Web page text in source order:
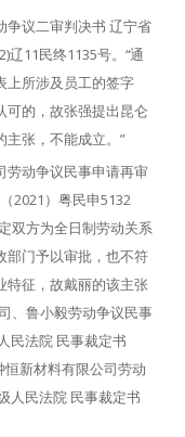
争议二审判决书 辽宁省
辽11民终1135号。“通
上所涉及员工的签字
可的，故张强提出昆仑
张，不能成立。”
劳动争议民事申请再审
2021）粤民申5132
双方为全日制劳动关系
部门予以审批，也不符
特征，故戴丽的该主张
、鲁小毅劳动争议民事
民法院 民事裁定书
恒新材料有限公司劳动
人民法院 民事裁定书